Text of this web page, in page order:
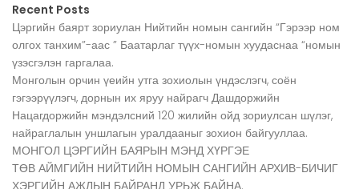
Recent Posts
Цэргийн баярт зориулан Нийтийн номын сангийн “Гэрээр ном
олгох танхим”-аас ” Баатарлаг түүх-номын хуудаснаа “номын
үзэсгэлэн гаргалаа.
Монголын орчин үеийн утга зохиолын үндэслэгч, соён
гэгээрүүлэгч, дорнын их яруу найрагч Дашдоржийн
Нацагдоржийн мэндэлсний 120 жилийн ойд зориулсан шүлэг,
найраглалын уншлагын уралдааныг зохион байгууллаа.
МОНГОЛ ЦЭРГИЙН БАЯРЫН МЭНД ХҮРГЭЕ
ТӨВ АЙМГИЙН НИЙТИЙН НОМЫН САНГИЙН АРХИВ-БИЧИГ
ХЭРГИЙН АЖЛЫН БАЙРАНД УРЬЖ БАЙНА.